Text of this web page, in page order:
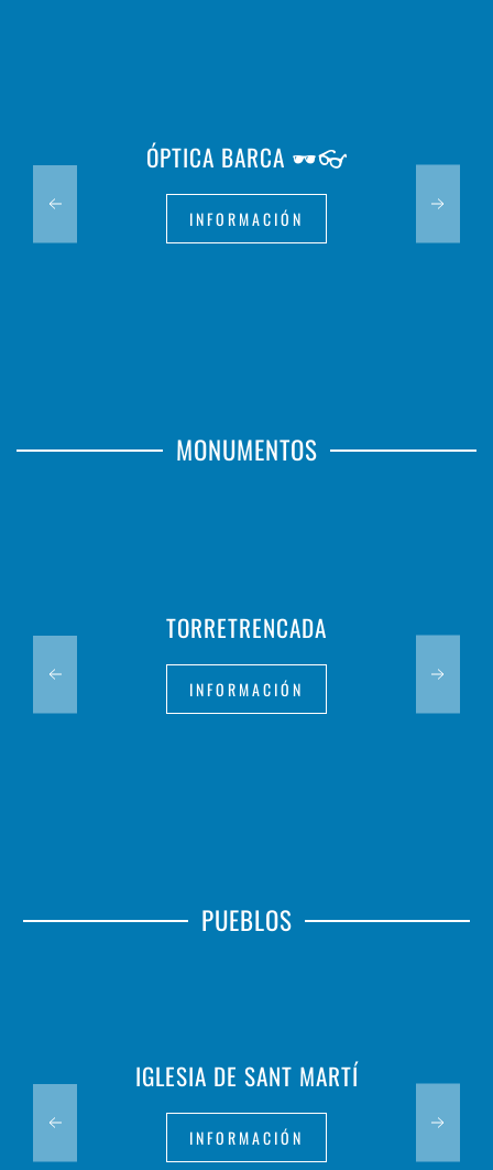
ÓPTICA BARCA 🕶️👓
INFORMACIÓN
MONUMENTOS
TORRETRENCADA
INFORMACIÓN
PUEBLOS
IGLESIA DE SANT MARTÍ
INFORMACIÓN